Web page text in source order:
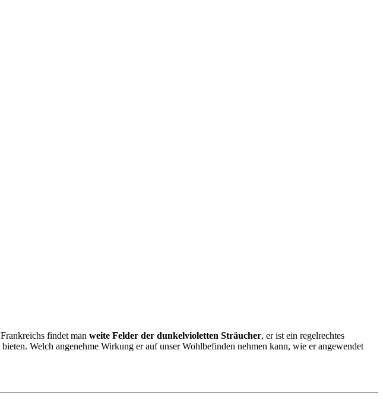
findet man weite Felder der dunkelvioletten Sträucher, er ist ein regelrechtes
Welch angenehme Wirkung er auf unser Wohlbefinden nehmen kann, wie er angewendet